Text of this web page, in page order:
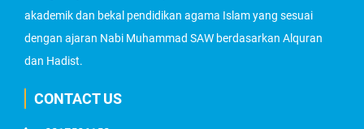
akademik dan bekal pendidikan agama Islam yang sesuai
dengan ajaran Nabi Muhammad SAW berdasarkan Alquran
dan Hadist.
CONTACT US